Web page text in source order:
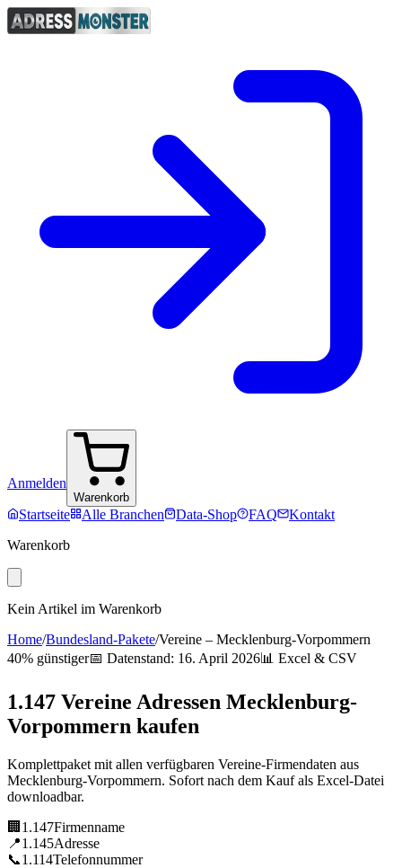
Anmelden
Warenkorb
Startseite Alle Branchen Data-Shop FAQ
Kontakt
Warenkorb
Kein Artikel im Warenkorb
Home/Bundesland-Pakete/Vereine – Mecklenburg-Vorpommern
40% günstiger📅 Datenstand: 16. April 2026📊 Excel & CSV
1.147 Vereine Adressen Mecklenburg-
Vorpommern kaufen
Komplettpaket mit allen verfügbaren Vereine-Firmendaten aus
Mecklenburg-Vorpommern. Sofort nach dem Kauf als Excel-Datei
downloadbar.
🏢 1.147Firmenname
📍1.145Adresse
📞1.114Telefonnummer